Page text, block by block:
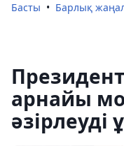
Басты Барлық
арнайы
әзірлеуді